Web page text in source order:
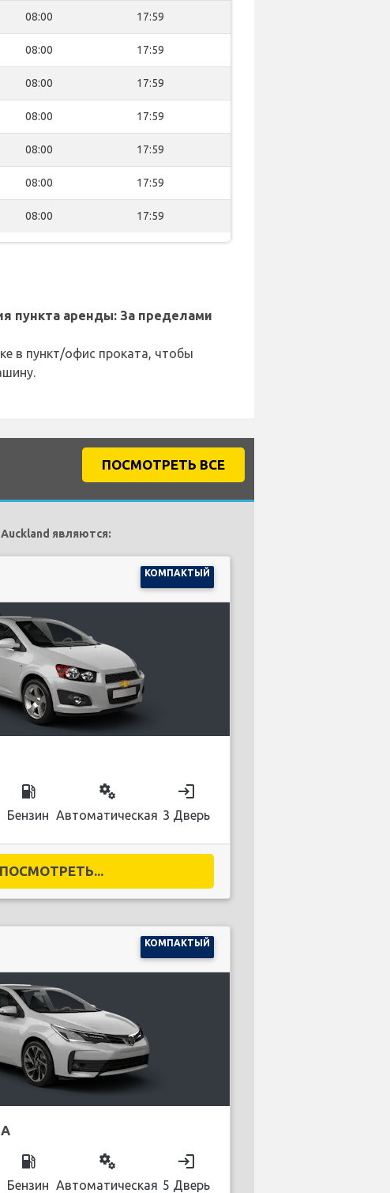
08:00 17:59
08:00 17:59
08:00 17:59
08:00 17:59
08:00 17:59
08:00 17:59
08:00 17:59
пункта аренды: За пределами
в пункт/офис проката, чтобы
ПОСМОТРЕТЬ ВСЕ
являются:
КОМПАКТЫЙ
local_gas_station
Бензин
miscellaneous_services
Автоматическая
login
3 Дверь
ПОСМОТРЕТЬ...
КОМПАКТЫЙ
local_gas_station
Бензин
miscellaneous_services
Автоматическая
login
5 Дверь